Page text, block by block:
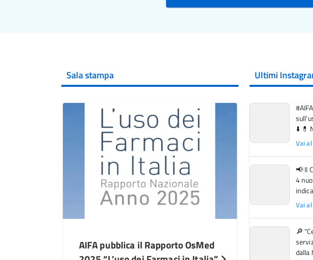
Sala stampa
AIFA pubblica il Rapporto OsMed
Ultimi
⬇️ 💊
Vai
📢 Il
4
Vai
🔎
dalla